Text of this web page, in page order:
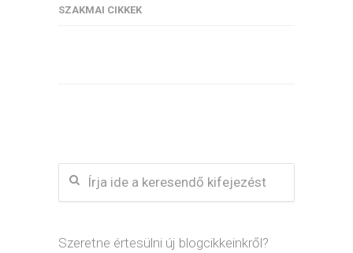
SZAKMAI CIKKEK
Szeretne értesülni új blogcikkeinkről?